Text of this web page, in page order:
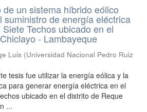
un sistema híbrido eólico
suministro de energía eléctrica
Techos ubicado en el
- Lambayeque
Luis (Universidad Nacional Pedro Ruiz
tesis fue utilizar la energía eólica y la
para generar energía eléctrica en el
ubicado en el distrito de Reque
...